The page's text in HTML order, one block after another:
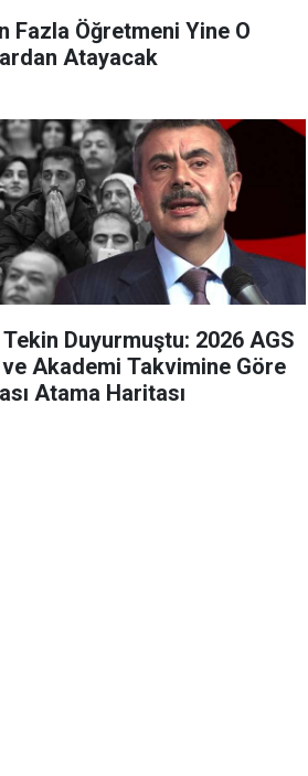
Fazla Öğretmeni Yine O
Atayacak
Duyurmuştu: 2026 AGS
ve Akademi Takvimine Göre
Atama Haritası